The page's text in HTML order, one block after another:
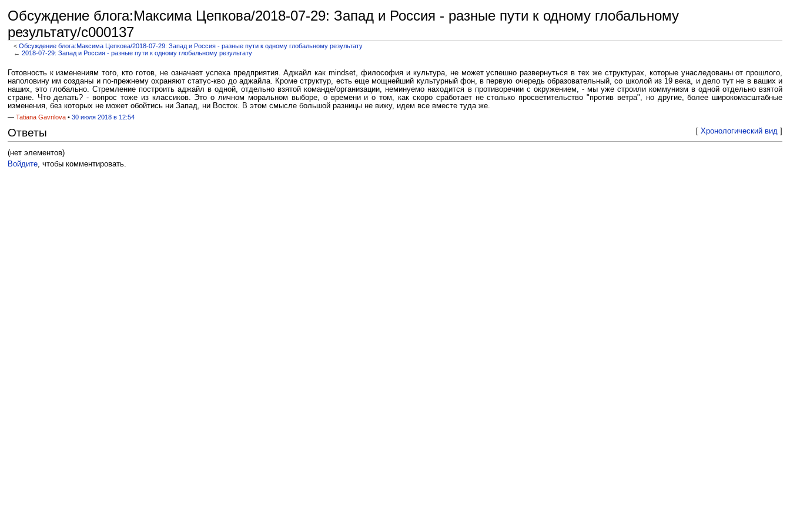
Обсуждение блога:Максима Цепкова/2018-07-29: Запад и Россия - разные пути к одному глобальному
результату/c000137
<Обсуждение блога:Максима Цепкова/2018-07-29: Запад и Россия - разные пути к одному глобальному результату
←2018-07-29: Запад и Россия - разные пути к одному глобальному результату
навигация
Готовность к изменениям того, кто готов, не означает успеха предприятия. Аджайл как mindset, философия и культура, не может успешно развернуться в тех же структурах, которые унаследованы от прошлого,
наполовину им созданы и по-прежнему охраняют статус-кво до аджайла. Кроме структур, есть еще мощнейший культурный фон, в первую очередь образовательный, со школой из 19 века, и дело тут не в ваших и
наших, это глобально. Стремление построить аджайл в одной, отдельно взятой команде/организации, неминуемо находится в противоречии с окружением, - мы уже строили коммунизм в одной отдельно взятой
стране. Что делать? - вопрос тоже из классиков. Это о личном моральном выборе, о времени и о том, как скоро сработает не столько просветительство "против ветра", но другие, более широкомасштабные
изменения, без которых не может обойтись ни Запад, ни Восток. В этом смысле большой разницы не вижу, идем все вместе туда же.
— Tatiana Gavrilova• 30 июля 2018 в 12:54
[Хронологический вид ]
Ответы
(нет элементов)
Войдите, чтобы комментировать.